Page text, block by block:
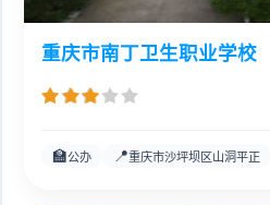
重庆市南丁卫生职业学校
🏫公办 📍重庆市沙坪坝区山洞平正